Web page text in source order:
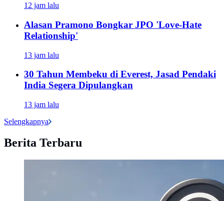
12 jam lalu
Alasan Pramono Bongkar JPO 'Love-Hate
Relationship'
13 jam lalu
30 Tahun Membeku di Everest, Jasad Pendaki
India Segera Dipulangkan
13 jam lalu
Selengkapnya
Berita Terbaru